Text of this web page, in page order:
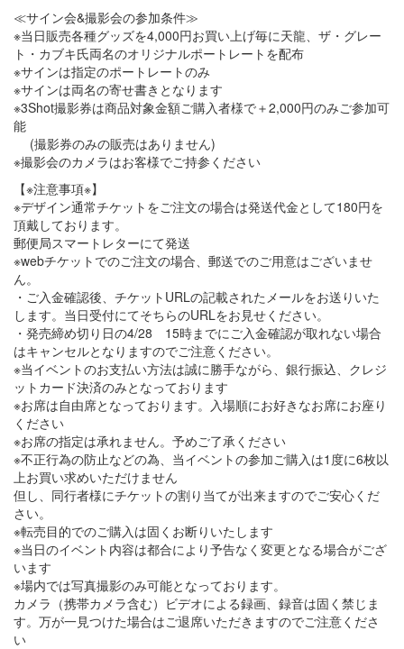
≪サイン会&撮影会の参加条件≫
※当日販売各種グッズを4,000円お買い上げ毎に天龍、ザ・グレー
ト・カブキ氏両名のオリジナルポートレートを配布
※サインは指定のポートレートのみ
※サインは両名の寄せ書きとなります
※3Shot撮影券は商品対象金額ご購入者様で＋2,000円のみご参加可
能
(撮影券のみの販売はありません)
※撮影会のカメラはお客様でご持参ください
【※注意事項※】
※デザイン通常チケットをご注文の場合は発送代金として180円を
頂戴しております。
郵便局スマートレターにて発送
※webチケットでのご注文の場合、郵送でのご用意はございませ
ん。
・ご入金確認後、チケットURLの記載されたメールをお送りいた
します。当日受付にてそちらのURLをお見せください。
・発売締め切り日の4/28 15時までにご入金確認が取れない場合
はキャンセルとなりますのでご注意ください。
※当イベントのお支払い方法は誠に勝手ながら、銀行振込、クレジ
ットカード決済のみとなっております
※お席は自由席となっております。入場順にお好きなお席にお座り
ください
※お席の指定は承れません。予めご了承ください
※不正行為の防止などの為、当イベントの参加ご購入は1度に6枚以
上お買い求めいただけません
但し、同行者様にチケットの割り当てが出来ますのでご安心くだ
さい。
※転売目的でのご購入は固くお断りいたします
※当日のイベント内容は都合により予告なく変更となる場合がござ
います
※場内では写真撮影のみ可能となっております。
カメラ（携帯カメラ含む）ビデオによる録画、録音は固く禁じま
す。万が一見つけた場合はご退席いただきますのでご注意くださ
い